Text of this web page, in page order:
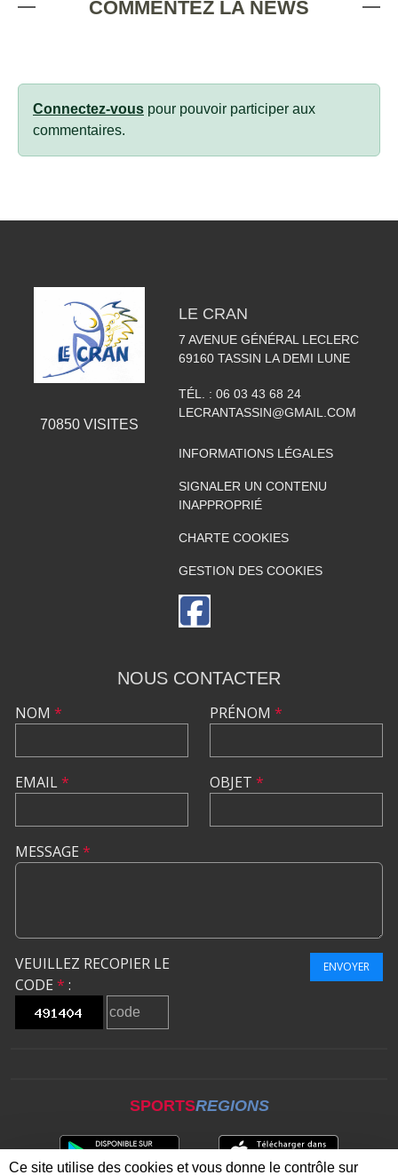
COMMENTEZ LA NEWS
Connectez-vous pour pouvoir participer aux
commentaires.
70850VISITES
LE CRAN
7 AVENUE GÉNÉRAL LECLERC
69160 TASSIN LA DEMI LUNE
TÉL. : 06 03 43 68 24
LECRANTASSIN@GMAIL.COM
INFORMATIONS LÉGALES
SIGNALER UN CONTENU
INAPPROPRIÉ
CHARTE COOKIES
GESTION DES COOKIES
NOUS CONTACTER
NOM *
EMAIL*
PRÉNOM *
OBJET *
MESSAGE *
VEUILLEZ RECOPIER LE
CODE * :
ENVOYER
SPORTSREGIONS
Ce site utilise des cookies et vous donne le contrôle sur